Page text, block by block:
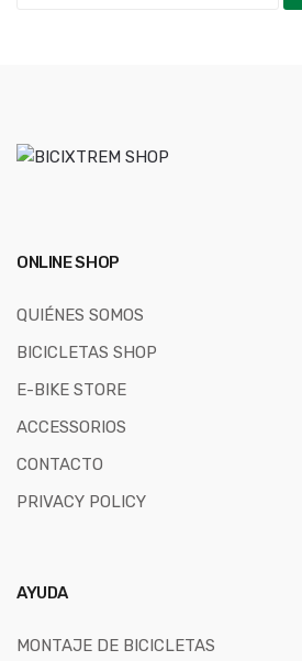
ONLINE SHOP
QUIÉNES SOMOS
BICICLETAS SHOP
E-BIKE STORE
ACCESSORIOS
CONTACTO
PRIVACY POLICY
AYUDA
MONTAJE DE BICICLETAS